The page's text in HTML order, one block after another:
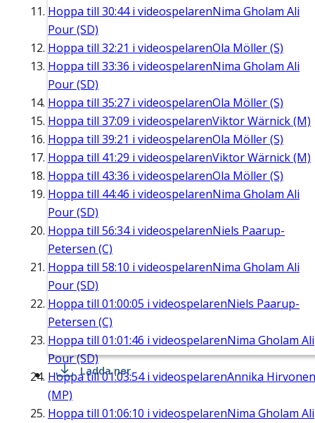
Hoppa till 30:44i videospelarenNima Gholam Ali
Pour (SD)
Hoppa till 32:21 i videospelarenOla Möller (S)
Hoppa till 33:36 i videospelarenNima Gholam Ali
Pour (SD)
Hoppa till 35:27 i videospelarenOla Möller (S)
Hoppa till 37:09 i videospelarenViktor Wärnick (M)
Hoppa till 39:21 i videospelarenOla Möller (S)
Hoppa till 41:29 i videospelarenViktor Wärnick (M)
Hoppa till 43:36 i videospelarenOla Möller (S)
Hoppa till 44:46 i videospelarenNima Gholam Ali
Pour (SD)
Hoppa till 56:34i videospelarenNiels Paarup-
Petersen (C)
Hoppa till 58:10 i videospelarenNima Gholam Ali
Pour (SD)
Hoppa till 01:00:05 i videospelarenNiels Paarup-
Petersen (C)
Hoppa till 01:01:46 i videospelarenNima Gholam Ali
Pour (SD)
Hoppa till01:03:54i videospelarenAnnika Hirvonen
(MP)
Hoppa till 01:06:10 i videospelarenNima Gholam Ali
Ladda ner